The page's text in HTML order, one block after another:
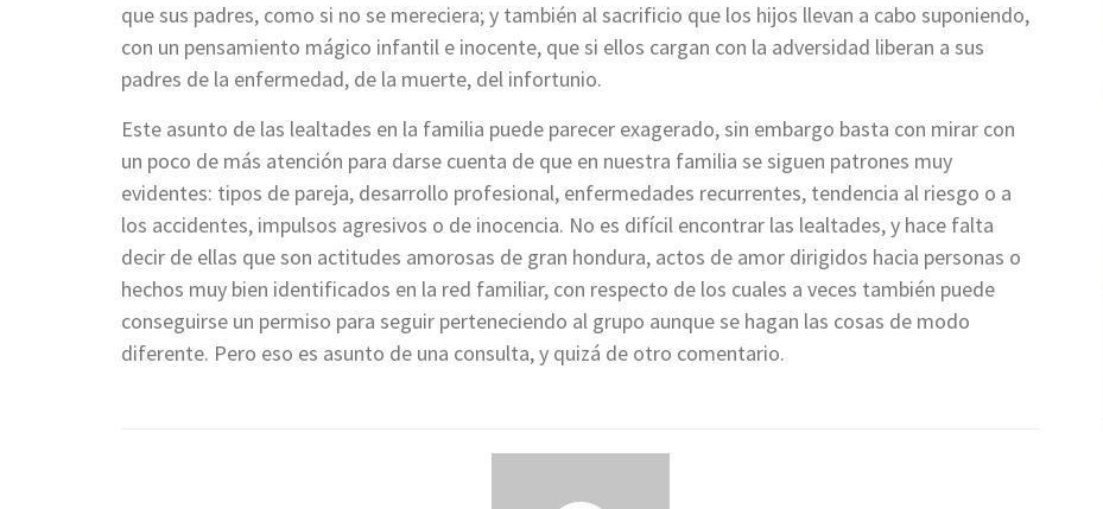
que sus padres, como si no se mereciera; y también al sacrificio que los hijos llevan a cabo suponiendo,
con un pensamiento mágico infantil e inocente, que si ellos cargan con la adversidad liberan a sus
padres de la enfermedad, de la muerte, del infortunio.
Este asunto de las lealtades en la familia puede parecer exagerado, sin embargo basta con mirar con
un poco de más atención para darse cuenta de que en nuestra familia se siguen patrones muy
evidentes: tipos de pareja, desarrollo profesional, enfermedades recurrentes, tendencia al riesgo o a
los accidentes, impulsos agresivos o de inocencia. No es difícil encontrar las lealtades, y hace falta
decir de ellas que son actitudes amorosas de gran hondura, actos de amor dirigidos hacia personas o
hechos muy bien identificados en la red familiar, con respecto de los cuales a veces también puede
conseguirse un permiso para seguir perteneciendo al grupo aunque se hagan las cosas de modo
diferente. Pero eso es asunto de una consulta, y quizá de otro comentario.